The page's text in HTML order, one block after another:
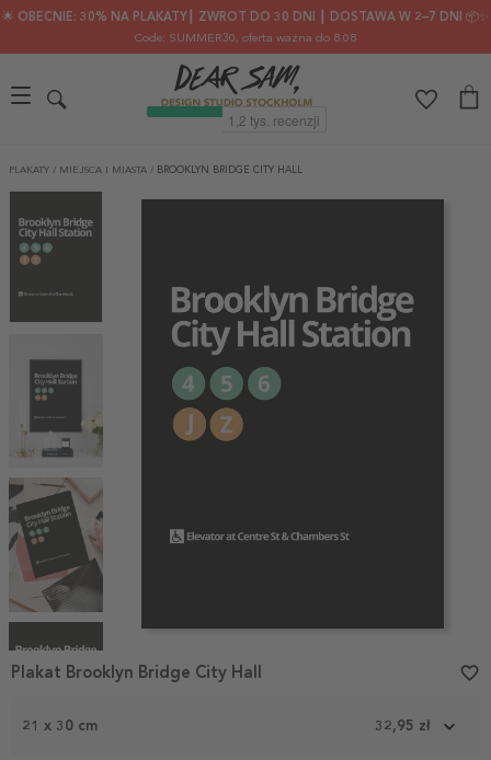
🌟 OBECNIE: 30% NA PLAKATY┃ ZWROT DO 30 DNI ┃ DOSTAWA W 2–7 DNI 📦✨
Code: SUMMER30, oferta ważna do 8.08
PLAKATY / MIEJSCA I MIASTA / BROOKLYN BRIDGE CITY HALL
Item
1
21 x 30 cm 32,95 zł
Plakat Brooklyn Bridge City Hall favorite_border